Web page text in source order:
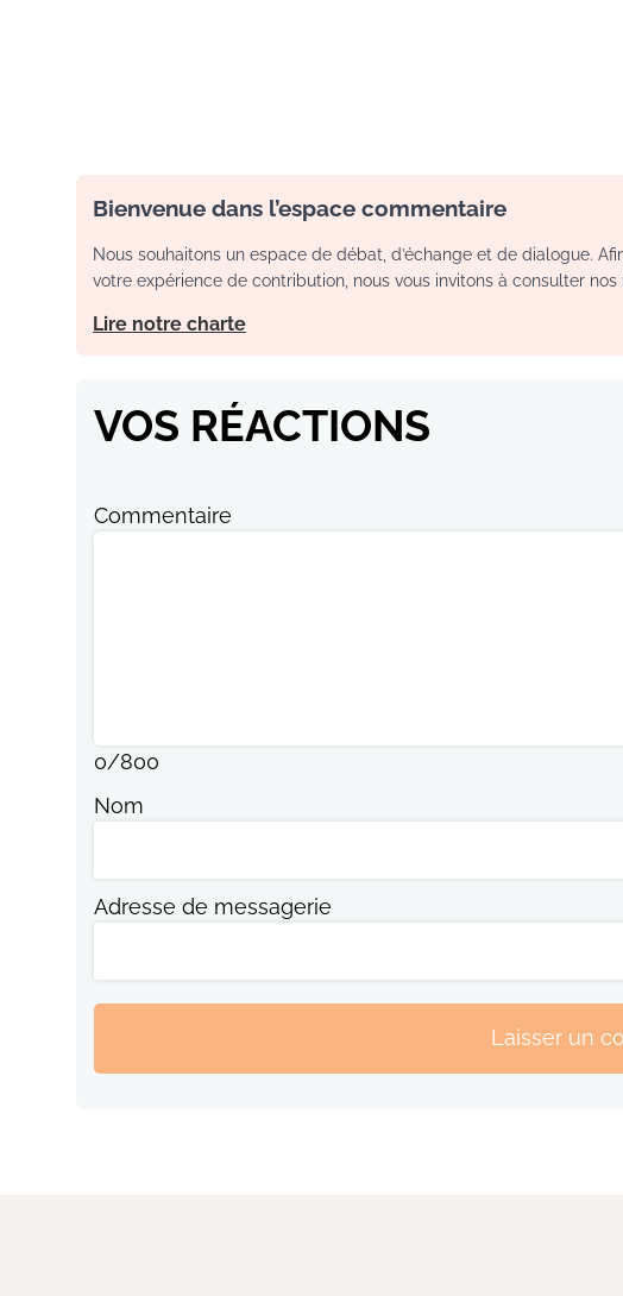
Bienvenue dans l’espace commentaire
Nous souhaitons un espace de débat, d’échange et de dialogue.
votre expérience de contribution, nous vous invitons à consulter nos
Lire notre charte
VOS RÉACTIONS
Commentaire
0/800
Nom
Adresse de messagerie
Laisser un